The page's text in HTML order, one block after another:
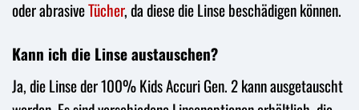
oder abrasiveTücher, da diese die Linse beschädigen können.
Kann ich die Linse austauschen?
Ja, die Linse der 100% Kids Accuri Gen. 2 kann ausgetauscht